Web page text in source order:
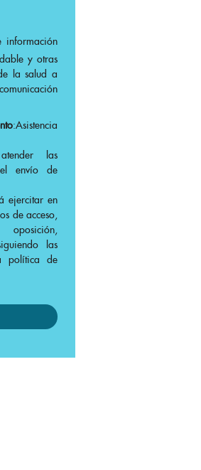
y otras
la salud a
:Asistencia
las
envío de
ejercitar en
de acceso,
las
política de